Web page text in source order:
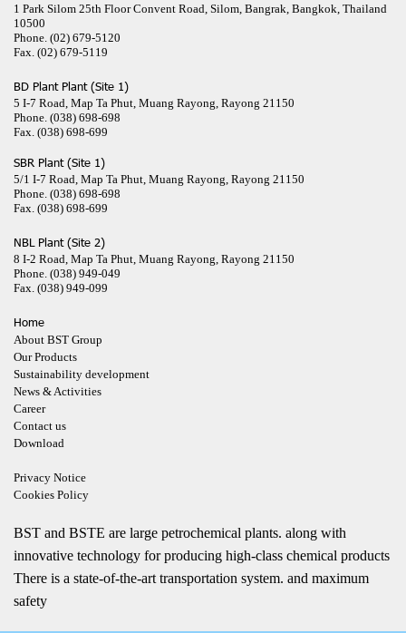
1 Park Silom 25th Floor Convent Road, Silom, Bangrak, Bangkok, Thailand
10500
Phone. (02) 679-5120
Fax. (02) 679-5119
BD Plant Plant (Site 1)
5 I-7 Road, Map Ta Phut, Muang Rayong, Rayong 21150
Phone. (038) 698-698
Fax. (038) 698-699
SBR Plant (Site 1)
5/1 I-7 Road, Map Ta Phut, Muang Rayong, Rayong 21150
Phone. (038) 698-698
Fax. (038) 698-699
NBL Plant (Site 2)
8 I-2 Road, Map Ta Phut, Muang Rayong, Rayong 21150
Phone. (038) 949-049
Fax. (038) 949-099
Home
About BST Group
Our Products
Sustainability development
News & Activities
Career
Contact us
Download
Privacy Notice
Cookies Policy
BST and BSTE are large petrochemical plants. along with
innovative technology for producing high-class chemical products
There is a state-of-the-art transportation system. and maximum
safety